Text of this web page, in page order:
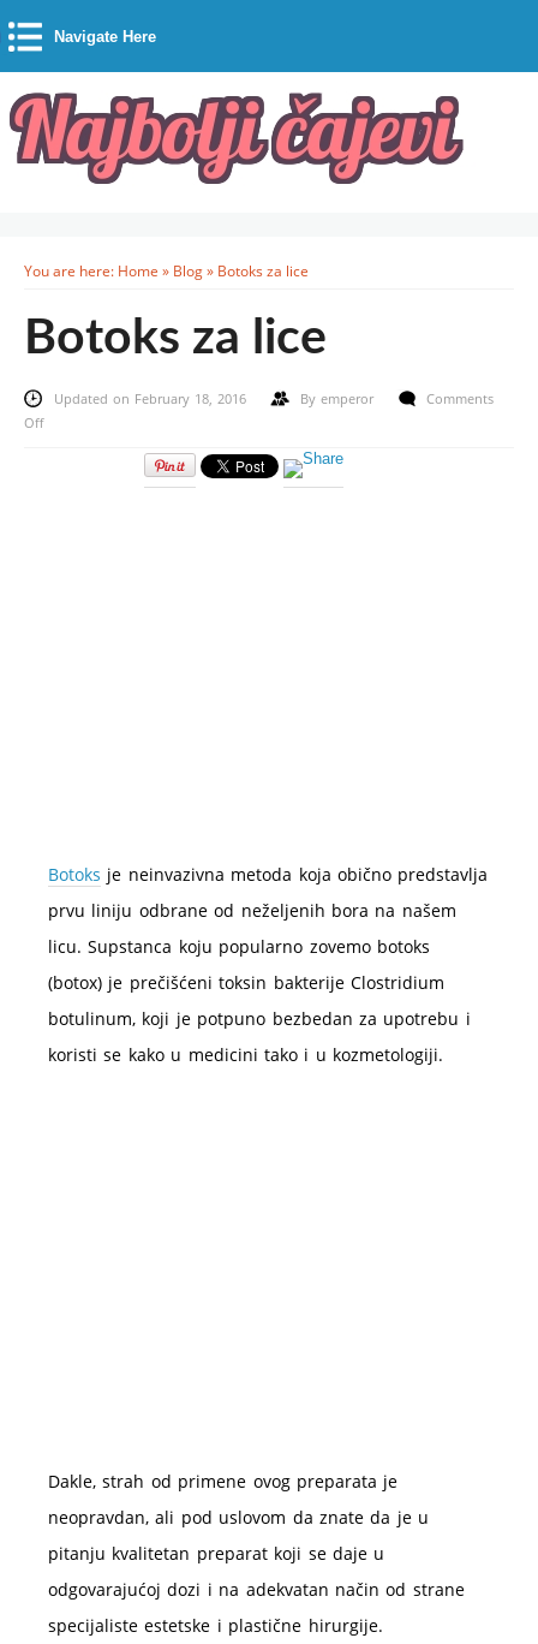
Navigate Here
You are here: Home » Blog» Botoks za lice
Botoks za lice
Updated on February 18, 2016 By emperor
Comments
Offon
Botoks je neinvazivna metoda koja obično predstavlja
prvu liniju odbrane od neželjenih bora na našem
licu. Supstanca koju popularno zovemo botoks
(botox) je prečišćeni toksin bakterije Clostridium
botulinum, koji je potpuno bezbedan za upotrebu i
koristi se kako u medicini tako i u kozmetologiji.
Dakle, strah od primene ovog preparata je
neopravdan, ali pod uslovom da znate da je u
pitanju kvalitetan preparat koji se daje u
odgovarajućoj dozi i na adekvatan način od strane
specijaliste estetske i plastične hirurgije.